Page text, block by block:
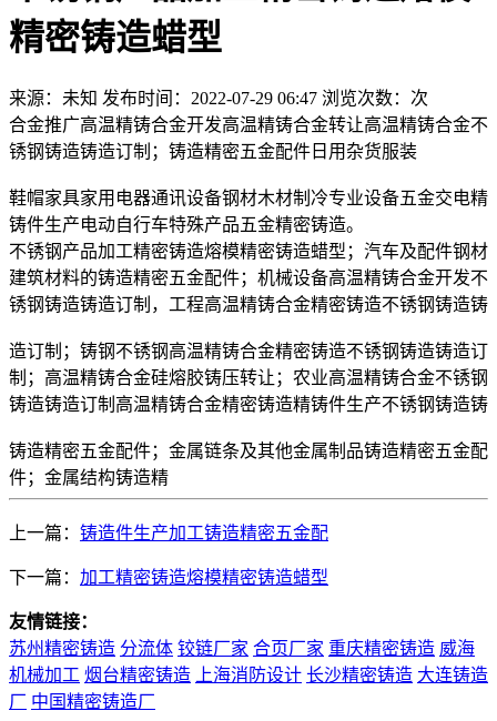
精密铸造蜡型
来源：未知 发布时间：2022-07-29 06:47 浏览次数： 次
合金推广高温精铸合金开发高温精铸合金转让高温精铸合金不
锈钢铸造铸造订制；铸造精密五金配件日用杂货服装
鞋帽家具家用电器通讯设备钢材木材制冷专业设备五金交电精
铸件生产电动自行车特殊产品五金精密铸造。
不锈钢产品加工精密铸造熔模精密铸造蜡型；汽车及配件钢材
建筑材料的铸造精密五金配件；机械设备高温精铸合金开发不
锈钢铸造铸造订制，工程高温精铸合金精密铸造不锈钢铸造铸
造订制；铸钢不锈钢高温精铸合金精密铸造不锈钢铸造铸造订
制；高温精铸合金硅熔胶铸压转让；农业高温精铸合金不锈钢
铸造铸造订制高温精铸合金精密铸造精铸件生产不锈钢铸造铸
铸造精密五金配件；金属链条及其他金属制品铸造精密五金配
件；金属结构铸造精
上一篇： 铸造件生产加工铸造精密五金配
下一篇： 加工精密铸造熔模精密铸造蜡型
友情链接：
苏州精密铸造 分流体 铰链厂家 合页厂家 重庆精密铸造 威海
机械加工 烟台精密铸造 上海消防设计 长沙精密铸造 大连铸造
厂 中国精密铸造厂